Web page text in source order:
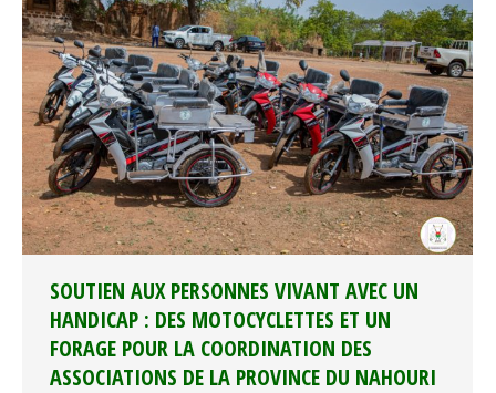
SOUTIEN AUX PERSONNES VIVANT AVEC UN
HANDICAP : DES MOTOCYCLETTES ET UN
FORAGE POUR LA COORDINATION DES
ASSOCIATIONS DE LA PROVINCE DU NAHOURI